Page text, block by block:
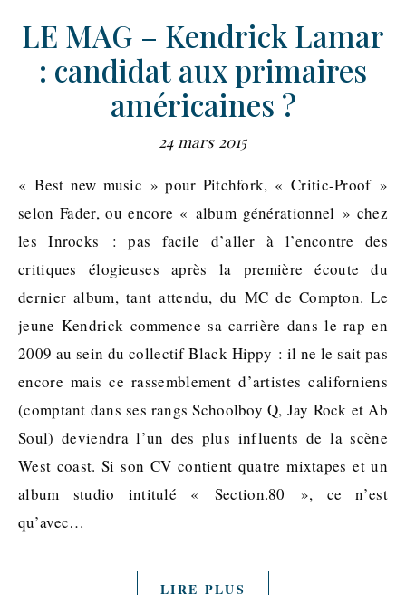
LE MAG – Kendrick Lamar
: candidat aux primaires
américaines ?
24 mars 2015
« Best new music » pour Pitchfork, « Critic-Proof »
selon Fader, ou encore « album générationnel » chez
les Inrocks : pas facile d’aller à l’encontre des
critiques élogieuses après la première écoute du
dernier album, tant attendu, du MC de Compton. Le
jeune Kendrick commence sa carrière dans le rap en
2009 au sein du collectif Black Hippy : il ne le sait pas
encore mais ce rassemblement d’artistes californiens
(comptant dans ses rangs Schoolboy Q, Jay Rock et Ab
Soul) deviendra l’un des plus influents de la scène
West coast. Si son CV contient quatre mixtapes et un
album studio intitulé « Section.80 », ce n’est
qu’avec…
LIRE PLUS